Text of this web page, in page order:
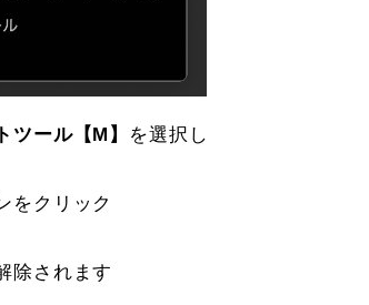
ツール【M】 を選択し
をクリック
除されます